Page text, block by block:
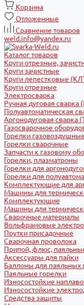
Корзина
Отложенные
Сравнение товаров
weld.info@yandex.ru
Каталог товаров
Круги отрезные,
Круги зачистные
Круги лепестковые
Круги отрезные
Электросварка
Ручная дуговая сварка
Полуавтоматическая
Аргонодуговая сварка
Газосварочное
Горелки газовоздушные
Горелки сварочные
Запчасти к газовому
Горелки, плазматроны
Горелки для
Горелки для
Комплектующие для
Машины для
Комплектующие
Машины для
Сварочные материалы
Вольфрамовые
Прутки присадочные
Сварочная проволока
Припой, флюс,
Аксессуары для пайки
Баллоны для паяльных
Паяльные горелки
Износостойкие
Износостойкие
Средства защиты